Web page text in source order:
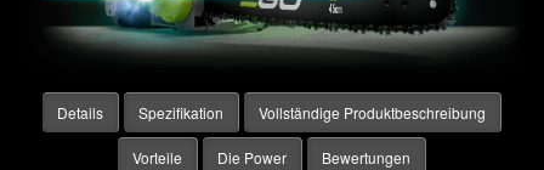
Details Spezifikation Vollständige Produktbeschreibung
Vorteile Die Power Bewertungen